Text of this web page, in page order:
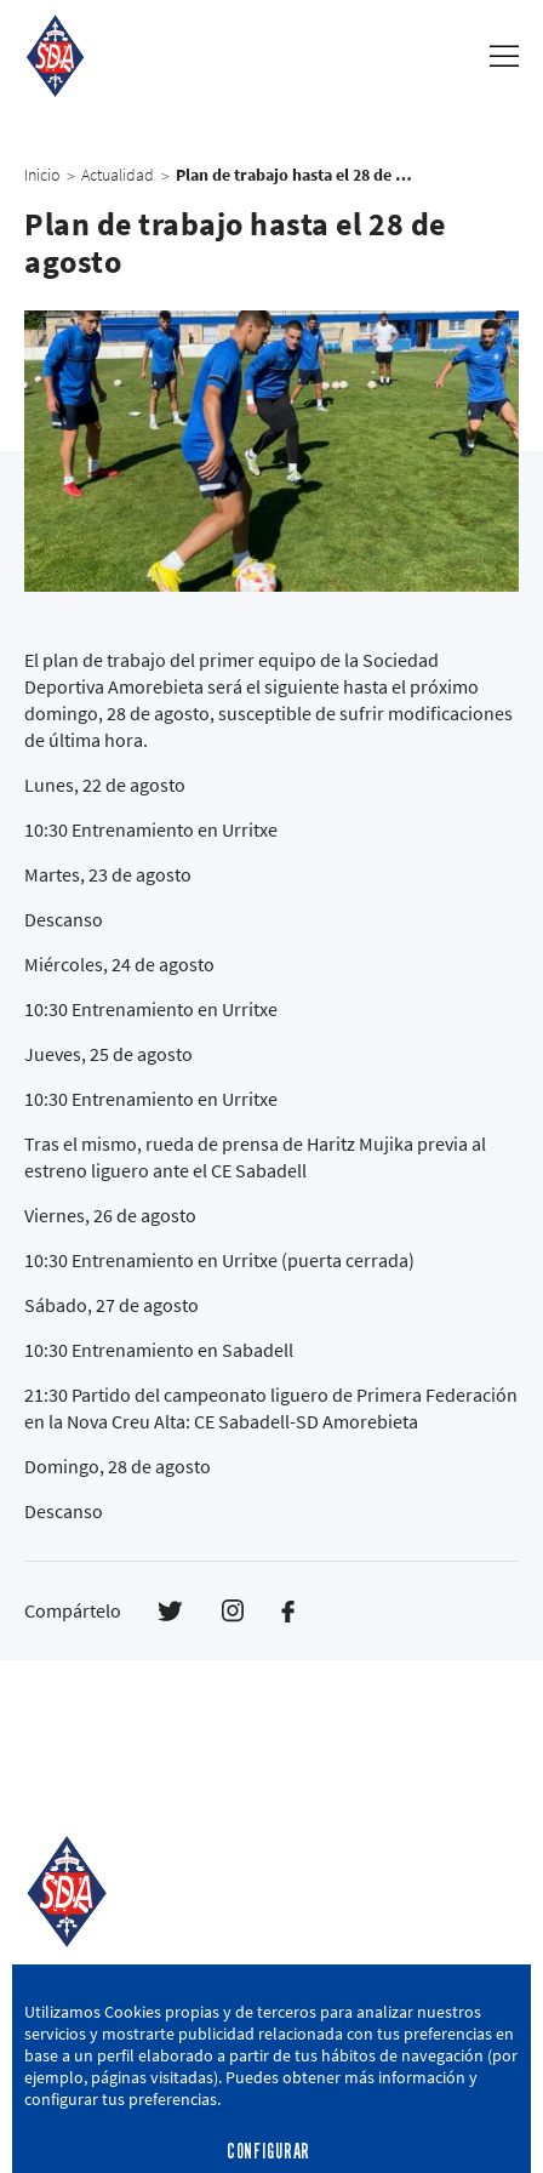
Inicio > Actualidad > Plan de trabajo hasta el 28 de agosto
Plan de trabajo hasta el 28 de
agosto
El plan de trabajo del primer equipo de la Sociedad
Deportiva Amorebieta será el siguiente hasta el próximo
domingo, 28 de agosto, susceptible de sufrir modificaciones
de última hora.
Lunes, 22 de agosto
10:30 Entrenamiento en Urritxe
Martes, 23 de agosto
Descanso
Miércoles, 24 de agosto
10:30 Entrenamiento en Urritxe
Jueves, 25 de agosto
10:30 Entrenamiento en Urritxe
Tras el mismo, rueda de prensa de Haritz Mujika previa al
estreno liguero ante el CE Sabadell
Viernes, 26 de agosto
10:30 Entrenamiento en Urritxe (puerta cerrada)
Sábado, 27 de agosto
10:30 Entrenamiento en Sabadell
21:30 Partido del campeonato liguero de Primera Federación
en la Nova Creu Alta: CE Sabadell-SD Amorebieta
Domingo, 28 de agosto
Descanso
Compártelo
SD AMOREBIETA
San Miguel Kalea, 16, 48340 Amorebieta, Bizkaia
946 604 751 | sda@sdamorebieta.eus
Utilizamos Cookies propias y de terceros para analizar nuestros
servicios y mostrarte publicidad relacionada con tus preferencias en
base a un perfil elaborado a partir de tus hábitos de navegación (por
ejemplo, páginas visitadas). Puedes obtener más información y
configurar tus preferencias.
CONFIGURAR